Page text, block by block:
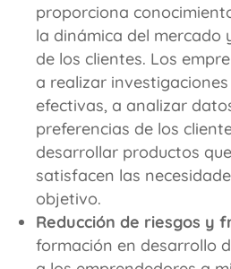
proporciona
la dinámica del mercado
de los clientes. Los
a realizar
efectivas, a analizar
preferencias de los
desarrollar productos
satisfacen las
objetivo.
Reducción de riesgos y
formación en desarrollo